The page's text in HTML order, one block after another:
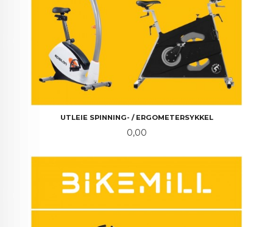
UTLEIE SPINNING- / ERGOMETERSYKKEL
Pris
0,00